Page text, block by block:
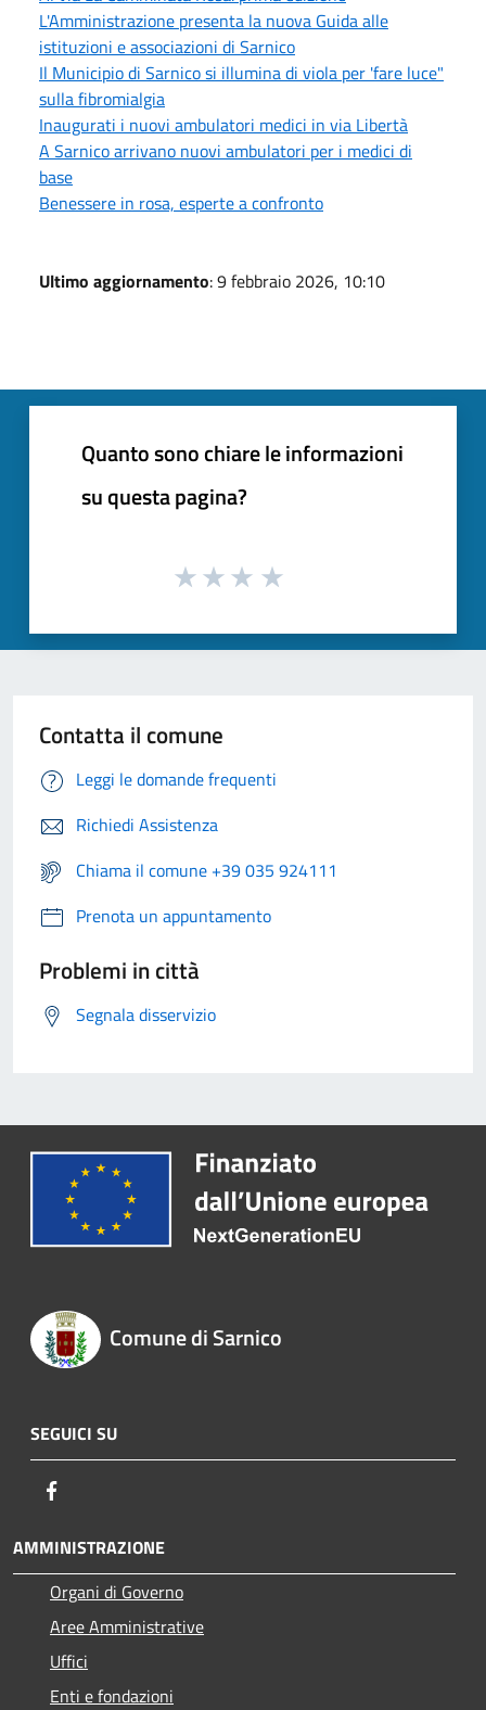
L'Amministrazione presenta la nuova Guida alle
istituzioni e associazioni di Sarnico
Il Municipio di Sarnico si illumina di viola per 'fare luce"
sulla fibromialgia
Inaugurati i nuovi ambulatori medici in via Libertà
A Sarnico arrivano nuovi ambulatori per i medici di
base
Benessere in rosa, esperte a confronto
Ultimo aggiornamento: 9 febbraio 2026, 10:10
Quanto sono chiare le informazioni
su questa pagina?
Contatta il comune
Leggi le domande frequenti
Richiedi Assistenza
Chiama il comune +39 035 924111
Prenota un appuntamento
Problemi in città
Segnala disservizio
Comune di Sarnico
SEGUICI SU
AMMINISTRAZIONE
Organi di Governo
Aree Amministrative
Uffici
Enti e fondazioni